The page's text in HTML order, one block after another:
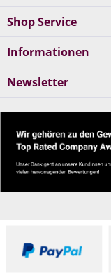
Shop Service
Informationen
Newsletter